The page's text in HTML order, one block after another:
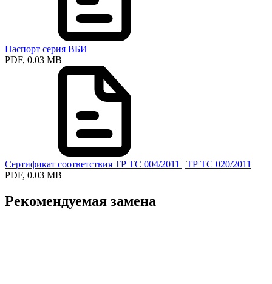
Паспорт серия ВБИ
PDF, 0.03 MB
Сертификат соответствия ТР ТС 004/2011 | ТР ТС 020/2011
PDF, 0.03 MB
Рекомендуемая замена